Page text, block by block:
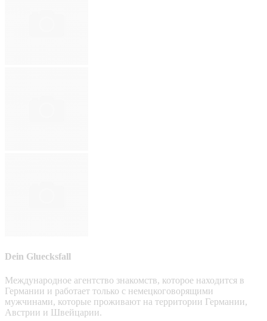
Dein Gluecksfall
Международное агентство знакомств, которое находится в
Германии и работает только с немецкоговорящими
мужчинами, которые проживают на территории Германии,
Австрии и Швейцарии.